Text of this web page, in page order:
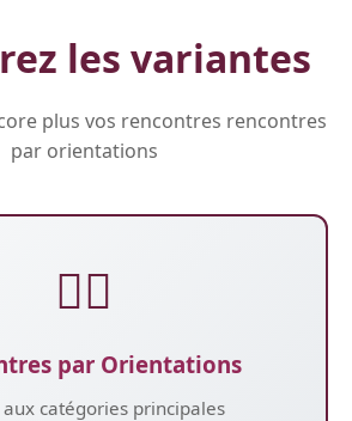
les variantes
plus vos rencontres rencontres
par orientations
🏳️‍🌈
par Orientations
aux catégories principales